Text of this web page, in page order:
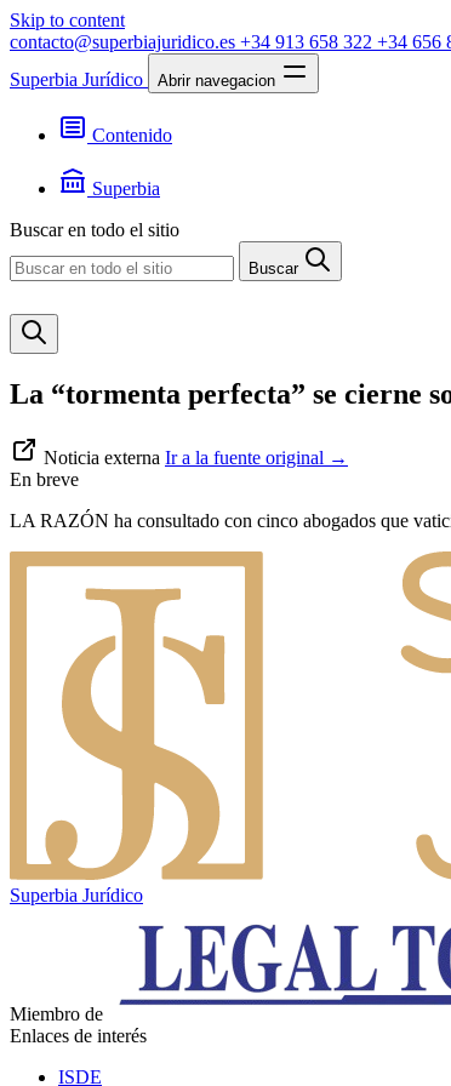
Skip to content
contacto@superbiajuridico.es +34 913 658 322 +34 656
Superbia Jurídico
Abrir navegacion
Contenido
Jurisprudencia
Noticias
Superbia
Contacto
Buscar en todo el sitio
Buscar
La “tormenta perfecta” se cierne
Noticia externa Ir a la fuente original →
En breve
LA RAZÓN ha consultado con cinco abogados que
Superbia Jurídico
Miembro de
Enlaces de interés
ISDE